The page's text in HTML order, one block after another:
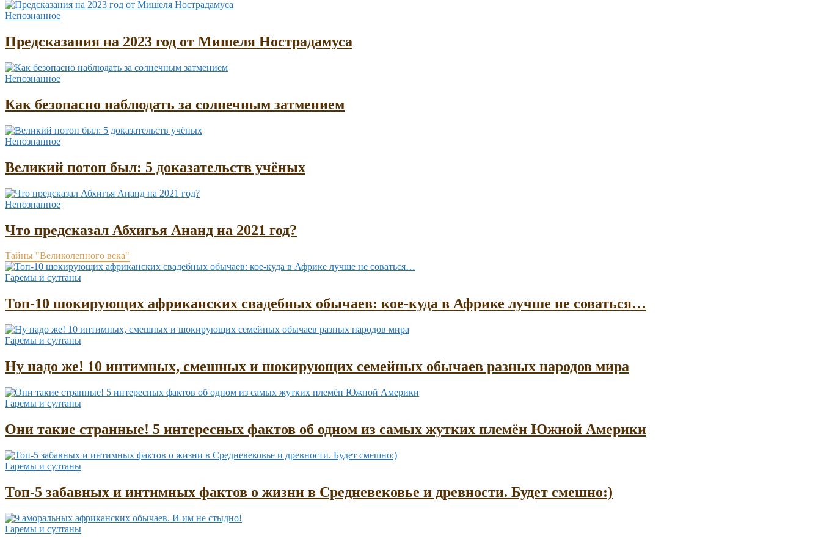
Непознанное
Предсказания на 2023 год от Мишеля Нострадамуса
Непознанное
Как безопасно наблюдать за солнечным затмением
Непознанное
Великий потоп был: 5 доказательств учёных
Непознанное
Что предсказал Абхигья Ананд на 2021 год?
Тайны "Великолепного века"
Гаремы и султаны
Топ-10 шокирующих африканских свадебных обычаев: кое-куда в Африке лучше не соваться…
Гаремы и султаны
Ну надо же! 10 интимных, смешных и шокирующих семейных обычаев разных народов мира
Гаремы и султаны
Они такие странные! 5 интересных фактов об одном из самых жутких племён Южной Америки
Гаремы и султаны
Топ-5 забавных и интимных фактов о жизни в Средневековье и древности. Будет смешно:)
Гаремы и султаны